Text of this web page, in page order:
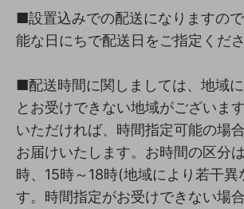
■設置込みでの配送になりますの
能な日にちで配送日をご指定くださ
■配送時間に関しましては、地域
とお受けできない地域がございま
いただければ、時間指定可能の場
お届けいたします。お時間の区分
時、15時～18時(地域により若干
す。時間指定がお受けできない場